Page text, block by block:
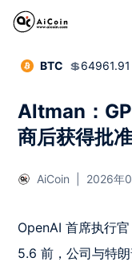
BTC 💲64961.91
Altman：
商后获得批
AiCoin 2026年
OpenAI 首席执行
5.6 前，公司与特